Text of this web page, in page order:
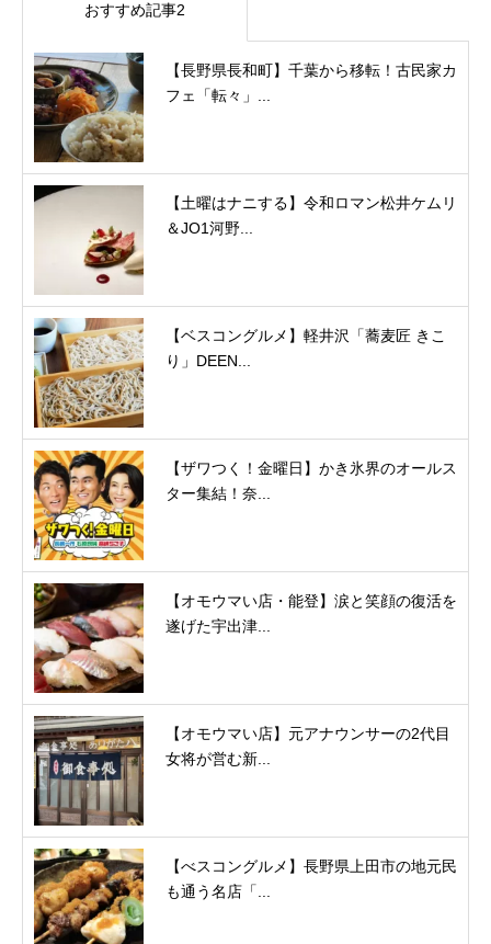
おすすめ記事2
【長野県長和町】千葉から移転！古民家カ
フェ「転々」...
【土曜はナニする】令和ロマン松井ケムリ
＆JO1河野...
【ベスコングルメ】軽井沢「蕎麦匠 きこ
り」DEEN...
【ザワつく！金曜日】かき氷界のオールス
ター集結！奈...
【オモウマい店・能登】涙と笑顔の復活を
遂げた宇出津...
【オモウマい店】元アナウンサーの2代目
女将が営む新...
【べスコングルメ】長野県上田市の地元民
も通う名店「...